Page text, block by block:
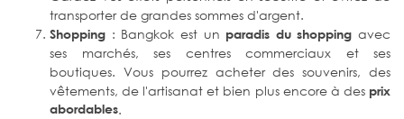
transporter de grandes sommes d'argent.
Shopping : Bangkok est un paradis du shopping avec
ses marchés, ses centres commerciaux et ses
boutiques. Vous pourrez acheter des souvenirs, des
vêtements, de l'artisanat et bien plus encore à des prix
abordables.